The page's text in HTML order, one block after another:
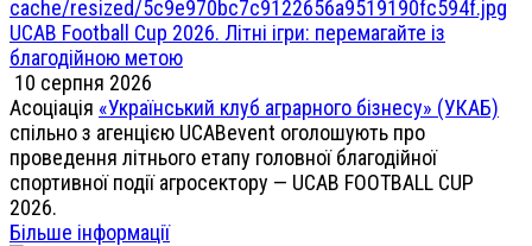
UCAB Football Cup 2026. Літні ігри: перемагайте із
благодійною метою
10 серпня 2026
Асоціація «Український клуб аграрного бізнесу» (УКАБ)
спільно з агенцією UCABevent оголошують про
проведення літнього етапу головної благодійної
спортивної події агросектору — UCAB FOOTBALL CUP
2026.
Більше інформації